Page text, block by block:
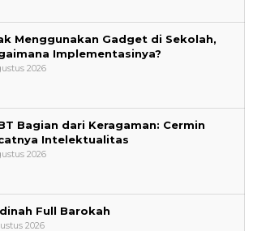
Menggunakan Gadget di Sekolah,
Implementasinya?
2026
Bagian dari Keragaman: Cermin
Intelektualitas
2026
Full Barokah
2026